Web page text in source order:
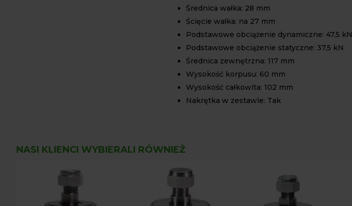
Średnica wałka: 28 mm
Ścięcie wałka: na 27 mm
Podstawowe obciążenie dynamiczne: 47,5 kN
Podstawowe obciążenie statyczne: 37,5 kN
Średnica zewnętrzna: 117 mm
Wysokość korpusu: 60 mm
Wysokość całkowita: 102 mm
Nakrętka w zestawie: Tak
NASI KLIENCI WYBIERALI RÓWNIEŻ